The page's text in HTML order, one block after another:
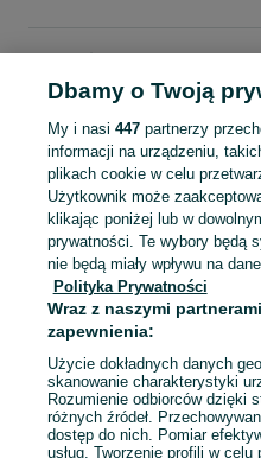
Pozostałe - Rumia
KATEGORIA
Mapa kategorii
Mapa miejscowości
Mapa ministron
Popularne wyszukiwania
Dbamy o Twoją
My i nasi 447partnerzy
informacji na urządzeniu,
plikach cookie w celu
Użytkownik może
klikając poniżej lub w
prywatności. Te wybory będą
nie będą miały wpływu na
Polityka Prywatności
Wraz z naszymi
zapewnienia:
Użycie dokładnych danych
skanowanie charakterystyki
Rozumienie odbiorców dzięki
różnych źródeł.
dostęp do nich. Pomiar
usług. Tworzenie profili w